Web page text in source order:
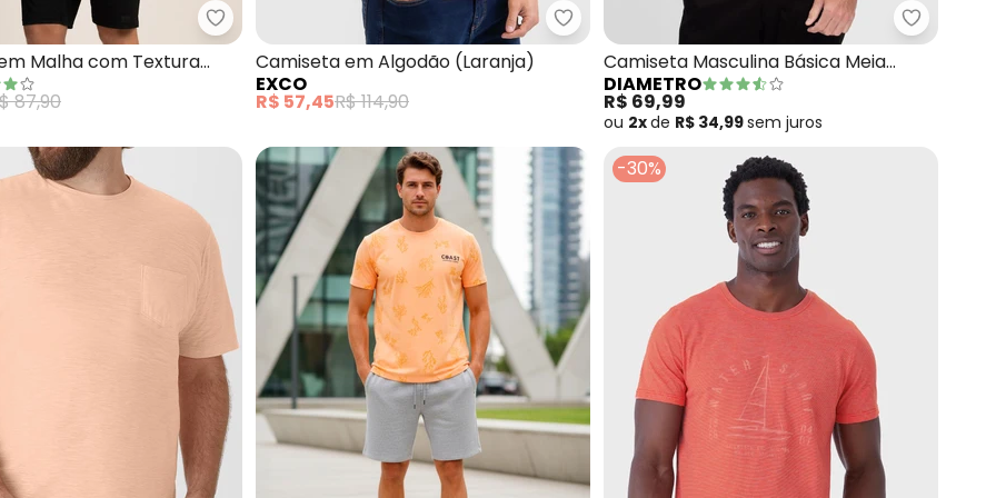
Masculina Basica (Laranja)Fico - Camiseta em Malha com Textura (Laranja)
Malha com Textura
87,90
Exco - Camiseta em Algodão (Laranja)
Camiseta em Algodão (Laranja)
EXCO
R$ 57,45R$ 114,90
Diametro
Camiseta Masculina Básica Meia
Malha (Laranja)
DIAMETRO
R$ 69,99
ou 2xde R$ 34,99sem juros
-30%